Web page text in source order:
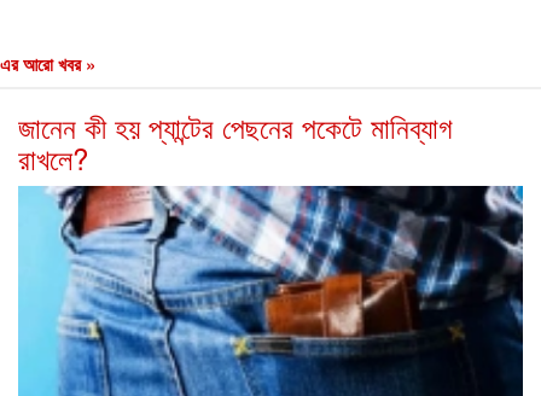
এর আরো খবর »
জানেন কী হয় প্যান্টের পেছনের পকেটে মানিব্যাগ
রাখলে?